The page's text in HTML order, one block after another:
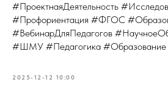
#ПроектнаяДеятельность
#Профориентация #ФГОС
#ВебинарДляПедагогов
#ШМУ #Педагогика #Образование
2025-12-12 10:00